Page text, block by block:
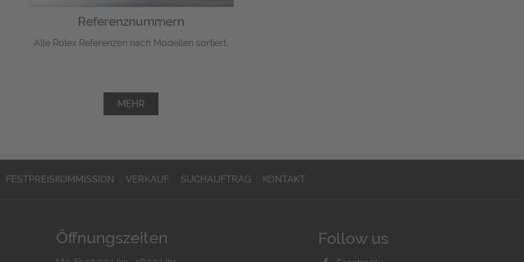
Referenznummern
Alle Rolex Referenzen nach Modellen sortiert.
MEHR
FESTPREISKOMMISSION VERKAUF SUCHAUFTRAG KONTAKT
Öffnungszeiten Follow us